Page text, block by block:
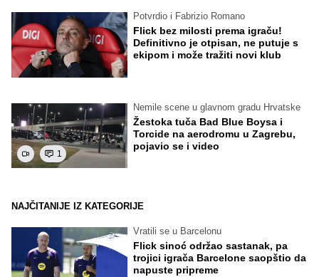
Potvrdio i Fabrizio Romano
Flick bez milosti prema igraču!
Definitivno je otpisan, ne putuje s
ekipom i može tražiti novi klub
1
Nemile scene u glavnom gradu Hrvatske
Žestoka tuča Bad Blue Boysa i
Torcide na aerodromu u Zagrebu,
pojavio se i video
NAJČITANIJE IZ KATEGORIJE
Vratili se u Barcelonu
Flick sinoć održao sastanak, pa
trojici igrača Barcelone saopštio da
napuste pripreme